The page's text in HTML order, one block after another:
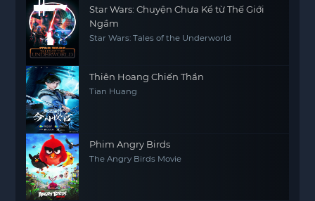
Star Wars: Chuyện Chưa Kể từ Thế Giới
Ngầm
Star Wars: Tales of the Underworld
Thiên Hoang Chiến Thần
Tian Huang
Phim Angry Birds
The Angry Birds Movie